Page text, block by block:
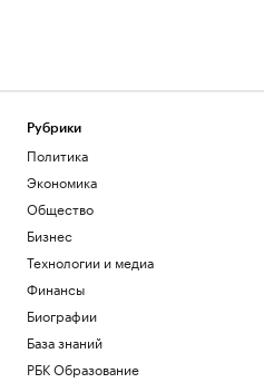
Рубрики
Политика
Экономика
Общество
Бизнес
Технологии и медиа
Финансы
Биографии
База знаний
РБК Образование